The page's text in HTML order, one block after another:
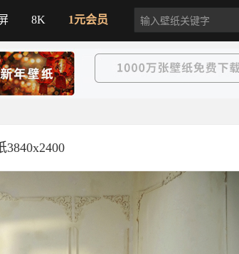
8K 1元会员